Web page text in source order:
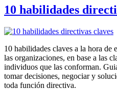
10 habilidades
10 habilidades claves a la hora
las organizaciones, en base a las
individuos que las conforman.
tomar decisiones, negociar y
toda función directiva.